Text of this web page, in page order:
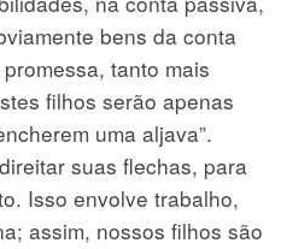
bens da conta
tanto mais
filhos serão apenas
uma aljava”.
suas flechas, para
Isso envolve trabalho,
assim, nossos filhos são